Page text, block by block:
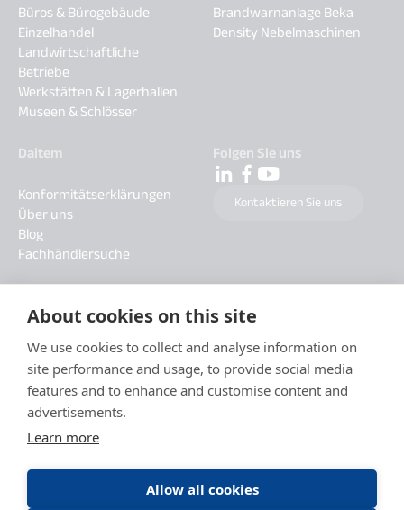
About cookies on this site
We use cookies to collect and analyse information on
site performance and usage, to provide social media
features and to enhance and customise content and
advertisements.
Learn more
Allow all cookies
Büros & Bürogebäude
Einzelhandel
Landwirtschaftliche
Betriebe
Werkstätten & Lagerhallen
Museen & Schlösser
Brandwarnanlage Beka
Density Nebelmaschinen
Daitem
Konformitätserklärungen
Über uns
Blog
Fachhändlersuche
Folgen Sie uns
Kontaktieren Sie uns